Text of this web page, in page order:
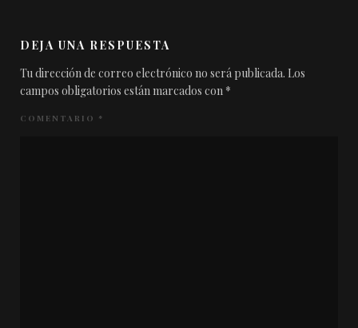
DEJA UNA RESPUESTA
Tu dirección de correo electrónico no será publicada. Los
campos obligatorios están marcados con *
COMENTARIO *